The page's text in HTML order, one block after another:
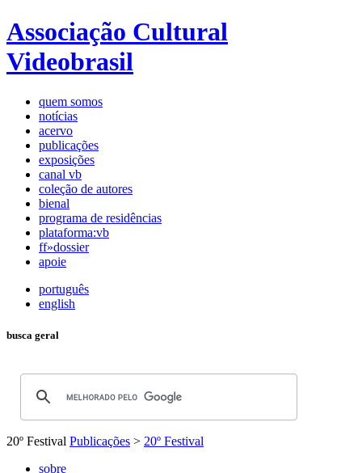
Associação Cultural
Videobrasil
quem somos
notícias
acervo
publicações
exposições
canal vb
coleção de autores
bienal
programa de residências
plataforma:vb
ff»dossier
apoie
português
english
busca geral
20º Festival Publicações > 20º Festival
sobre